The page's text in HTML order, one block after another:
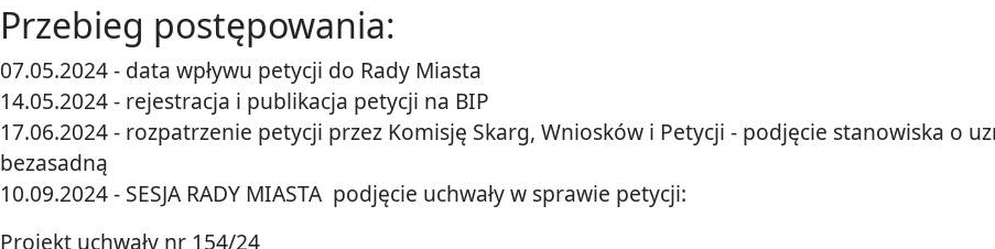
Przebieg postępowania:
07.05.2024 - data wpływu petycji do Rady Miasta
14.05.2024 - rejestracja i publikacja petycji na BIP
17.06.2024 - rozpatrzenie petycji przez Komisję Skarg, Wniosków i Petycji - podjęcie stanowiska o
bezasadną
10.09.2024 - SESJA RADY MIASTA podjęcie uchwały w sprawie petycji:
Projekt uchwały nr 154/24